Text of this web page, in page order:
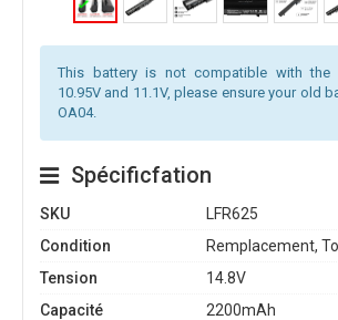
This battery is not compatible with the
10.95V and 11.1V, please ensure your old
OA04.
Spécificfation
SKU
LFR625
Condition
Remplacement,
Tension
14.8V
Capacité
2200mAh